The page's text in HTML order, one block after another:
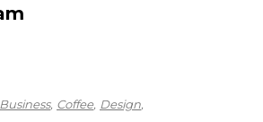
Business Coffee Design